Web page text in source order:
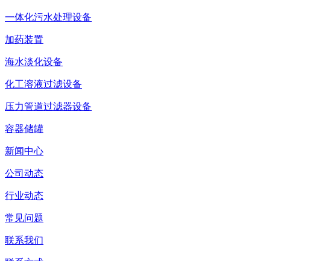
一体化污水处理设备
加药装置
海水淡化设备
化工溶液过滤设备
压力管道过滤器设备
容器储罐
新闻中心
公司动态
行业动态
常见问题
联系我们